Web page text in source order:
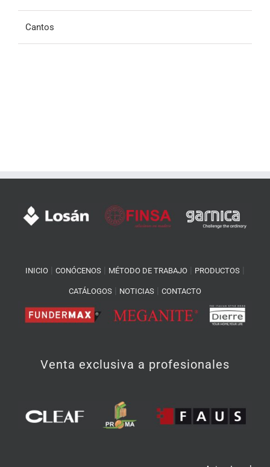
Cantos
INICIO CONÓCENOS MÉTODO DE TRABAJO PRODUCTOS
CATÁLOGOS NOTICIAS CONTACTO
Venta exclusiva a profesionales